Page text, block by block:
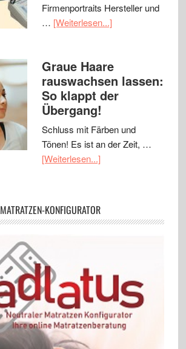
Firmenportraits Hersteller und
… [Weiterlesen...]
Graue Haare
rauswachsen lassen:
So klappt der
Übergang!
Schluss mit Färben und
Tönen! Es ist an der Zeit, …
[Weiterlesen...]
MATRATZEN-KONFIGURATOR